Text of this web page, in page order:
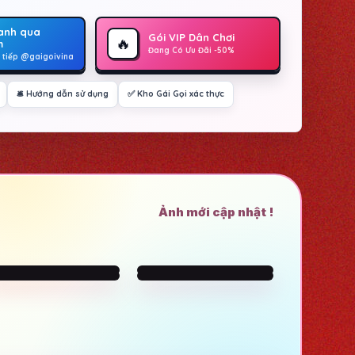
qua
tiếp @gaigoivina
🔥 Gói VIP Dân Chơi
Đang Có Ưu Đãi -50%
🛎️ Hướng dẫn sử dụng ✅ Kho Gái Gọi xác thực
Ảnh mới cập nhật !
Reality
on
GirlfriendGPT